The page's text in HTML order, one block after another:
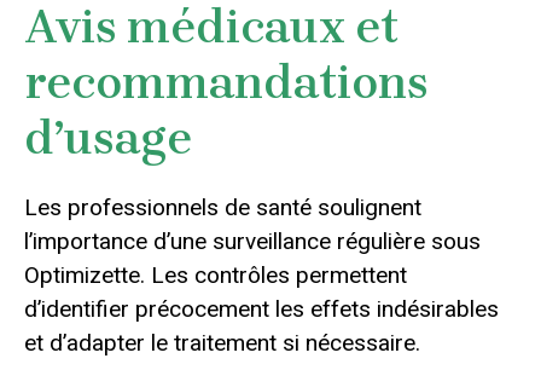
Avis médicaux et
recommandations
d’usage
Les professionnels de santé soulignent
l’importance d’une surveillance régulière sous
Optimizette. Les contrôles permettent
d’identifier précocement les effets indésirables
et d’adapter le traitement si nécessaire.